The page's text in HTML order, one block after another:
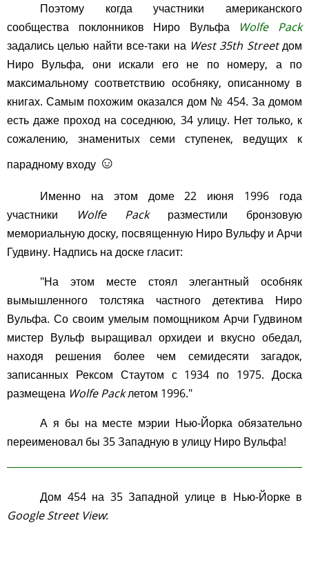
Поэтому когда участники американского
сообщества поклонников Ниро Вульфа
Wolfe Pack
задались целью найти все-таки на West 35th Streetдом
Ниро Вульфа, они искали его не по номеру, а по
максимальному соответствию особняку, описанному в
книгах. Самым похожим оказался дом № 454. За домом
есть даже проход на соседнюю, 34 улицу. Нет только, к
сожалению, знаменитых семи ступенек, ведущих к
парадному входу ☺
Именно на этом доме 22 июня 1996 года
участники
Wolfe Packразместили бронзовую
мемориальную доску, посвященную Ниро Вульфу и Арчи
Гудвину. Надпись на доске гласит:
"На этом месте стоял элегантный особняк
вымышленного толстяка частного детектива Ниро
Вульфа. Со своим умелым помощником Арчи Гудвином
мистер Вульф выращивал орхидеи и вкусно обедал,
находя решения более чем семидесяти загадок,
записанных Рексом Стаутом с 1934 по 1975. Доска
размещена Wolfe Packлетом 1996."
А я бы на месте мэрии Нью-Йорка обязательно
переименовал бы 35 Западную в улицу Ниро Вульфа!
Дом 454 на 35 Западной улице в Нью-Йорке в
Google Street View: